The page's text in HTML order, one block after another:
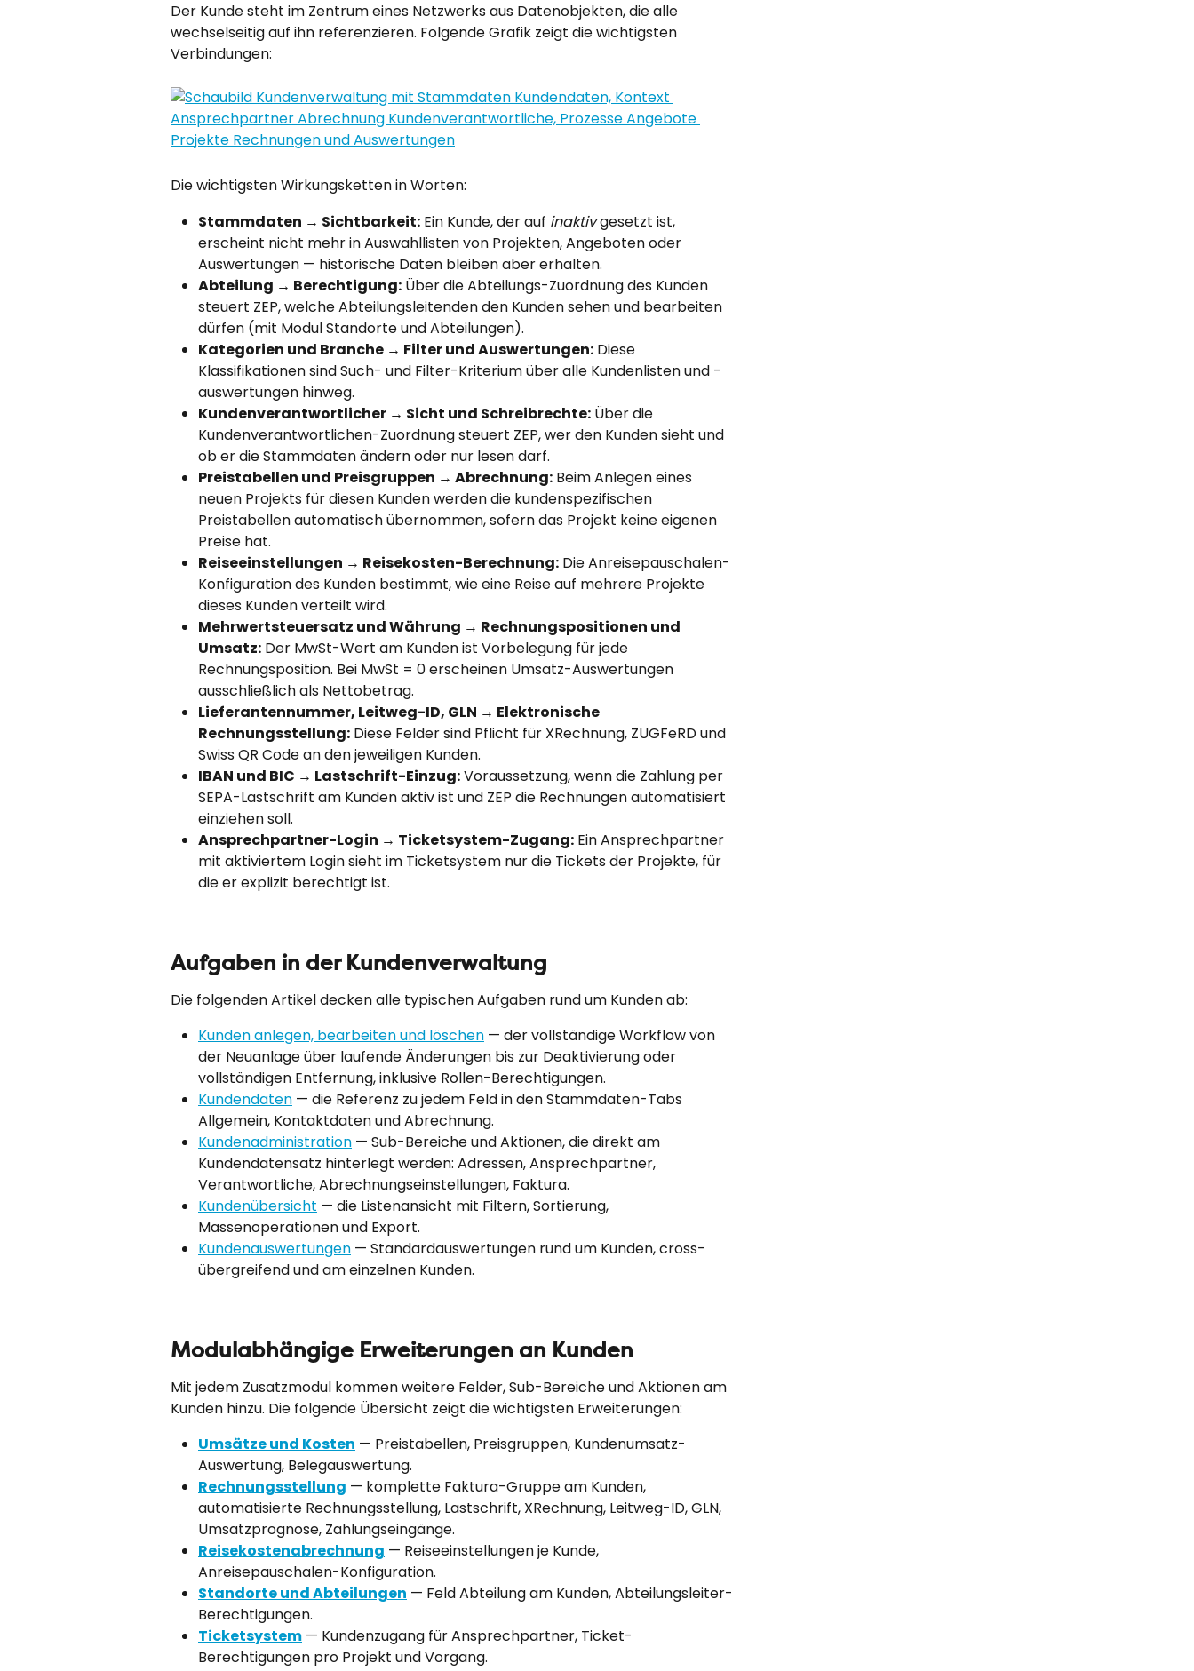
Der Kunde steht im Zentrum eines Netzwerks aus Datenobjekten, die alle
wechselseitig auf ihn referenzieren. Folgende Grafik zeigt die wichtigsten
Verbindungen:
Die wichtigsten Wirkungsketten in Worten:
Stammdaten → Sichtbarkeit: Ein Kunde, der auf inaktiv gesetzt ist,
erscheint nicht mehr in Auswahllisten von Projekten, Angeboten oder
Auswertungen — historische Daten bleiben aber erhalten.
Abteilung → Berechtigung: Über die Abteilungs-Zuordnung des Kunden
steuert ZEP, welche Abteilungsleitenden den Kunden sehen und bearbeiten
dürfen (mit Modul Standorte und Abteilungen).
Kategorien und Branche → Filter und Auswertungen: Diese
Klassifikationen sind Such- und Filter-Kriterium über alle Kundenlisten und -
auswertungen hinweg.
Kundenverantwortlicher → Sicht und Schreibrechte: Über die
Kundenverantwortlichen-Zuordnung steuert ZEP, wer den Kunden sieht und
ob er die Stammdaten ändern oder nur lesen darf.
Preistabellen und Preisgruppen → Abrechnung: Beim Anlegen eines
neuen Projekts für diesen Kunden werden die kundenspezifischen
Preistabellen automatisch übernommen, sofern das Projekt keine eigenen
Preise hat.
Reiseeinstellungen → Reisekosten-Berechnung: Die Anreisepauschalen-
Konfiguration des Kunden bestimmt, wie eine Reise auf mehrere Projekte
dieses Kunden verteilt wird.
Mehrwertsteuersatz und Währung → Rechnungspositionen und
Umsatz: Der MwSt-Wert am Kunden ist Vorbelegung für jede
Rechnungsposition. Bei MwSt = 0 erscheinen Umsatz-Auswertungen
ausschließlich als Nettobetrag.
Lieferantennummer, Leitweg-ID, GLN → Elektronische
Rechnungsstellung: Diese Felder sind Pflicht für XRechnung, ZUGFeRD und
Swiss QR Code an den jeweiligen Kunden.
IBAN und BIC → Lastschrift-Einzug: Voraussetzung, wenn die Zahlung per
SEPA-Lastschrift am Kunden aktiv ist und ZEP die Rechnungen automatisiert
einziehen soll.
Ansprechpartner-Login → Ticketsystem-Zugang: Ein Ansprechpartner
mit aktiviertem Login sieht im Ticketsystem nur die Tickets der Projekte, für
die er explizit berechtigt ist.
Aufgaben in der Kundenverwaltung
Die folgenden Artikel decken alle typischen Aufgaben rund um Kunden ab:
Kunden anlegen, bearbeiten und löschen — der vollständige Workflow von
der Neuanlage über laufende Änderungen bis zur Deaktivierung oder
vollständigen Entfernung, inklusive Rollen-Berechtigungen.
Kundendaten — die Referenz zu jedem Feld in den Stammdaten-Tabs
Allgemein, Kontaktdaten und Abrechnung.
Kundenadministration — Sub-Bereiche und Aktionen, die direkt am
Kundendatensatz hinterlegt werden: Adressen, Ansprechpartner,
Verantwortliche, Abrechnungseinstellungen, Faktura.
Kundenübersicht — die Listenansicht mit Filtern, Sortierung,
Massenoperationen und Export.
Kundenauswertungen — Standardauswertungen rund um Kunden, cross-
übergreifend und am einzelnen Kunden.
Modulabhängige Erweiterungen an Kunden
Mit jedem Zusatzmodul kommen weitere Felder, Sub-Bereiche und Aktionen am
Kunden hinzu. Die folgende Übersicht zeigt die wichtigsten Erweiterungen:
Umsätze und Kosten — Preistabellen, Preisgruppen, Kundenumsatz-
Auswertung, Belegauswertung.
Rechnungsstellung — komplette Faktura-Gruppe am Kunden,
automatisierte Rechnungsstellung, Lastschrift, XRechnung, Leitweg-ID, GLN,
Umsatzprognose, Zahlungseingänge.
Reisekostenabrechnung — Reiseeinstellungen je Kunde,
Anreisepauschalen-Konfiguration.
Standorte und Abteilungen — Feld Abteilung am Kunden, Abteilungsleiter-
Berechtigungen.
Ticketsystem — Kundenzugang für Ansprechpartner, Ticket-
Berechtigungen pro Projekt und Vorgang.